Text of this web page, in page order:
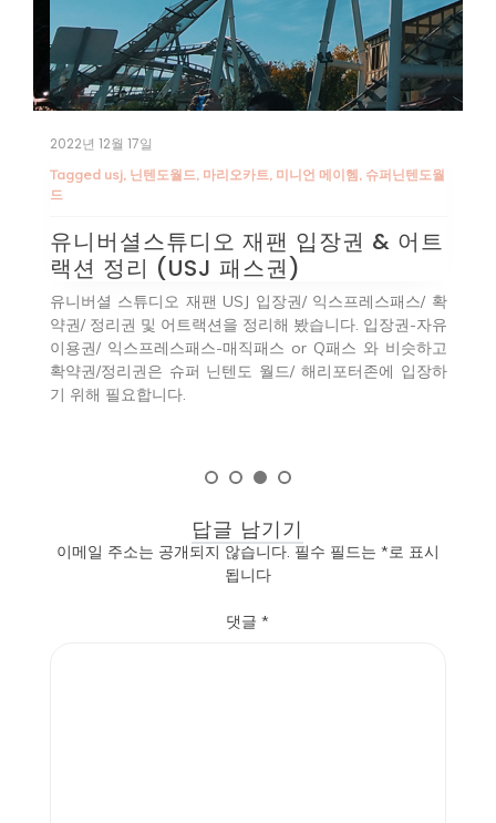
2022년 12월 17일
Tagged usj, 닌텐도월드, 마리오카트, 미니언 메이헴, 슈퍼닌텐도월
드
유니버셜스튜디오 재팬 입장권 & 어트
랙션 정리 (USJ 패스권)
유니버셜 스튜디오 재팬 USJ 입장권/ 익스프레스패스/ 확
약권/ 정리권 및 어트랙션을 정리해 봤습니다. 입장권-자유
이용권/ 익스프레스패스-매직패스 or Q패스 와 비슷하고
확약권/정리권은 슈퍼 닌텐도 월드/ 해리포터존에 입장하
기 위해 필요합니다.
답글 남기기
이메일 주소는 공개되지 않습니다. 필수 필드는 *로 표시
됩니다
댓글*